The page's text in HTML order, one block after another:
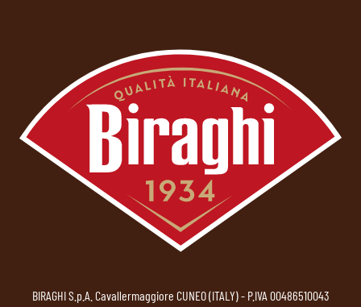
BIRAGHI S.p.A. Cavallermaggiore CUNEO (ITALY) - P.IVA 00486510043